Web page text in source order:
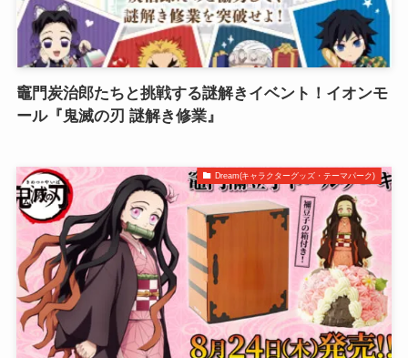
竈門炭治郎たちと挑戦する謎解きイベント！イオンモ
ール『鬼滅の刃 謎解き修業』
Dream(キャラクターグッズ・テーマパーク)